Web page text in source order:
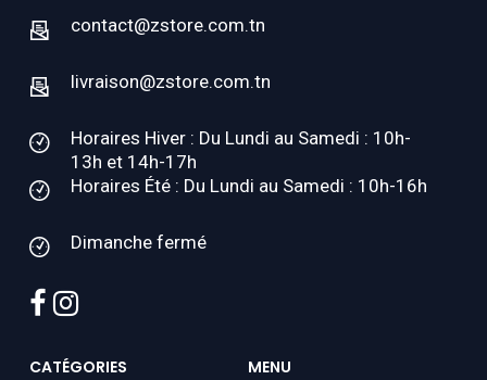
contact@zstore.com.tn
livraison@zstore.com.tn
Horaires Hiver : Du Lundi au Samedi : 10h-
13h et 14h-17h
Horaires Été : Du Lundi au Samedi : 10h-16h
Dimanche fermé
facebook
instagram
CATÉGORIES MENU